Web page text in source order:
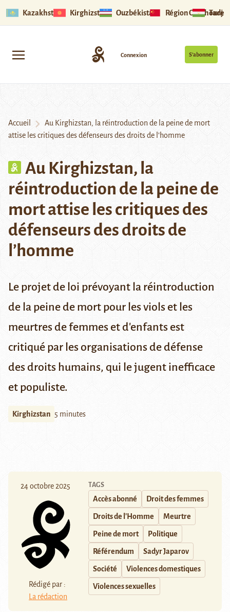
Kazakhstan Kirghizstan Ouzbékistan Région Ouïghoure
S’abonner
Connexion
Accueil
Au Kirghizstan, la réintroduction de la peine de mort
attise les critiques des défenseurs des droits de l’homme
Au Kirghizstan, la
réintroduction de la peine de
mort attise les critiques des
défenseurs des droits de
l’homme
Le projet de loi prévoyant la réintroduction
de la peine de mort pour les viols et les
meurtres de femmes et d'enfants est
critiqué par les organisations de défense
des droits humains, qui le jugent inefficace
et populiste.
Kirghizstan 5 minutes
24 octobre 2025
Rédigé par :
La rédaction
TAGS
Accès abonné Droit des femmes
Droits de l'Homme Meurtre
Peine de mort Politique
Référendum Sadyr Japarov
Société Violences domestiques
Violences sexuelles